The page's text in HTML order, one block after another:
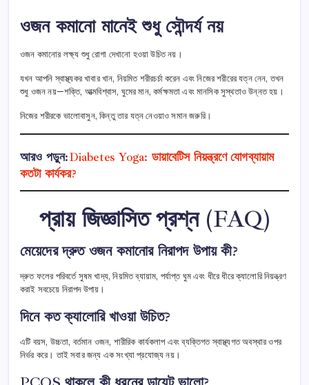
ওজন কমানো মানেই শুধু সৌন্দর্য নয়
ওজন কমানোর লক্ষ্য শুধু রোগা দেখানো হওয়া উচিত নয়।
যখন আপনি স্বাস্থ্যকর খাবার খান, নিয়মিত শরীরচর্চা করেন এবং নিজের শরীরের যত্ন নেন, তখন
শুধু ওজন নয়—শক্তি, আত্মবিশ্বাস, ঘুমের মান, কর্মক্ষমতা এবং মানসিক সুস্থতাও উন্নত হয়।
নিজের শরীরকে ভালোবাসুন, কিন্তু তার যত্ন নেওয়াও সমান জরুরি।
আরও পড়ুন:Diabetes Yoga: ডায়াবেটিস নিয়ন্ত্রণে যোগব্যায়াম
কতটা কার্যকর?
প্রায় জিজ্ঞাসিত প্রশ্ন (FAQ)
মেয়েদের দ্রুত ওজন কমানোর নিরাপদ উপায় কী?
দ্রুত ফলের পরিবর্তে সুষম খাদ্য, নিয়মিত ব্যায়াম, পর্যাপ্ত ঘুম এবং ধীরে ধীরে ক্যালোরি নিয়ন্ত্রণ
করাই সবচেয়ে নিরাপদ উপায়।
দিনে কত ক্যালোরি খাওয়া উচিত?
এটি বয়স, উচ্চতা, বর্তমান ওজন, শারীরিক কার্যকলাপ এবং ব্যক্তিগত স্বাস্থ্যগত অবস্থার ওপর
নির্ভর করে। তাই সবার জন্য এক সংখ্যা প্রযোজ্য নয়।